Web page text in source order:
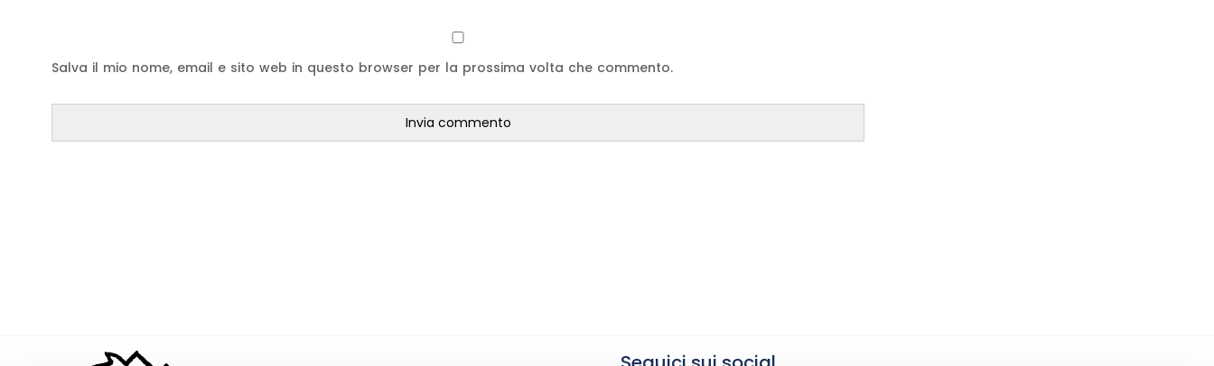
Salva il mio nome, email e sito web in questo browser per la prossima volta che commento.